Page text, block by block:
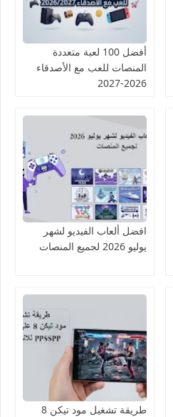
أفضل 100 لعبة متعددة
المنصات للعب مع الأصدقاء
2026-2027
افضل ألعاب الفيديو لشهر
يوليو 2026 لجميع المنصات
طريقة تشغيل مود تيكن 8